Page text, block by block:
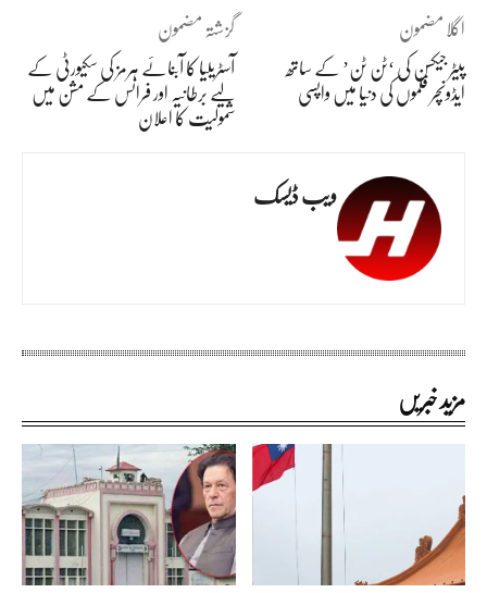
گزشتہ مضمون
آسٹریلیا کا آبنائے ہرمز کی سکیورٹی کے
لیے برطانیہ اور فرانس کے مشن میں
شمولیت کا اعلان
اگلا مضمون
پیٹر جیکسن کی ‘ٹن ٹن’ کے ساتھ
ایڈونچر فلموں کی دنیا میں واپسی
ویب ڈیسک
مزید خبریں